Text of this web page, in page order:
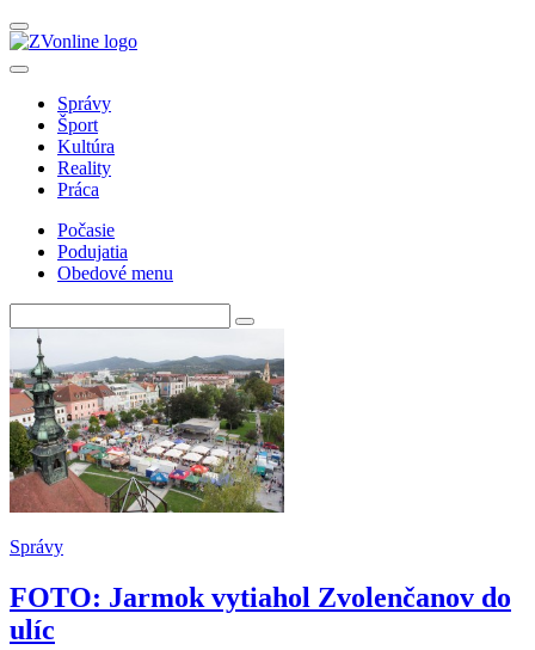
Správy
Šport
Kultúra
Reality
Práca
Počasie
Podujatia
Obedové menu
Správy
FOTO: Jarmok vytiahol Zvolenčanov do
ulíc